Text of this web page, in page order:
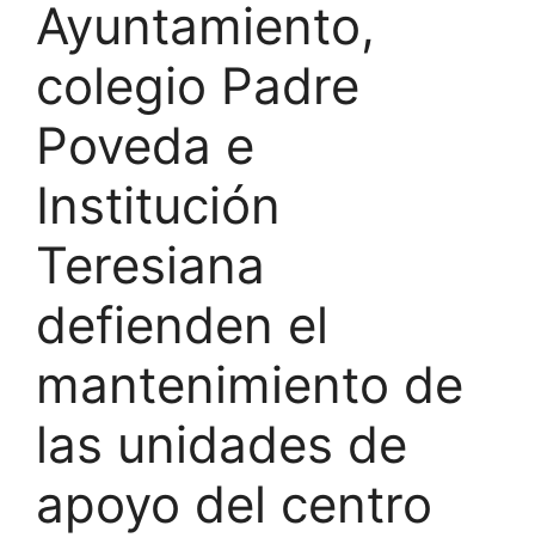
Ayuntamiento,
colegio Padre
Poveda e
Institución
Teresiana
defienden el
mantenimiento de
las unidades de
apoyo del centro